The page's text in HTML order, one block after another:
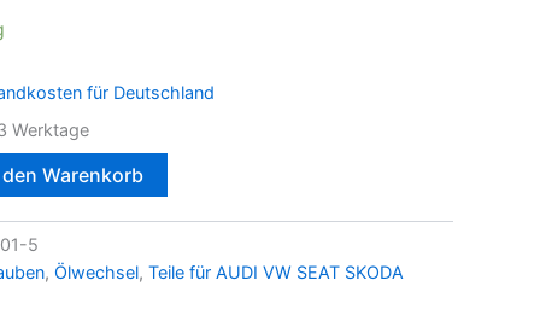
für Deutschland
Werktage
Warenkorb
5
, Ölwechsel, Teile für AUDI VW SEAT SKODA